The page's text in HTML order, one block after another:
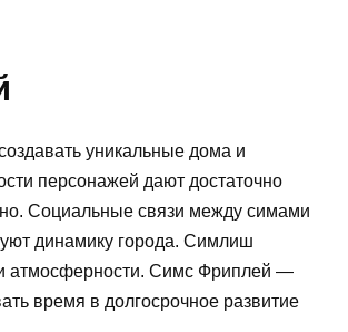
уникальные дома и
персонажей дают достаточно
Социальные связи между симами
динамику города. Симлиш
атмосферности. Симс Фриплей —
время в долгосрочное развитие